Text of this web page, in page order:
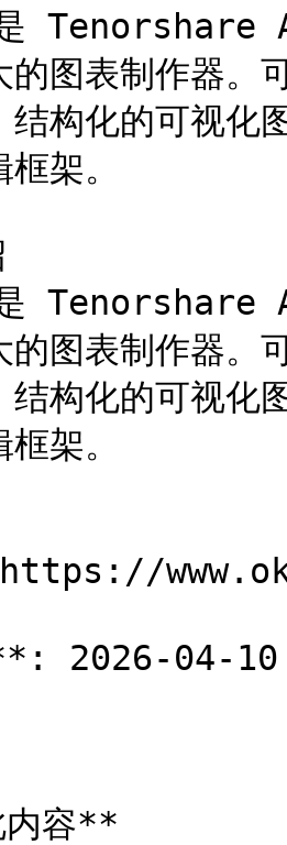
Tenorshare
的图表制作器。
结构化的可视化
架。
Tenorshare
的图表制作器。
结构化的可视化
架。
**: 2026-04-
容**